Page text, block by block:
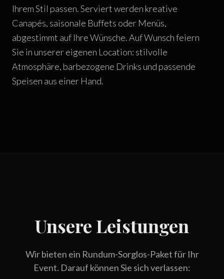
Ihrem Stil passen. Serviert werden kreative
Canapés, saisonale Buffets oder Menüs,
abgestimmt auf Ihre Wünsche. Auf Wunsch feiern
Sie in unserer eigenen Location: stilvolle
Atmosphäre, barbezogene Drinks und passende
Speisen aus einer Hand.
Unsere Leistungen
Wir bieten ein Rundum-Sorglos-Paket für Ihr
Event. Darauf können Sie sich verlassen: